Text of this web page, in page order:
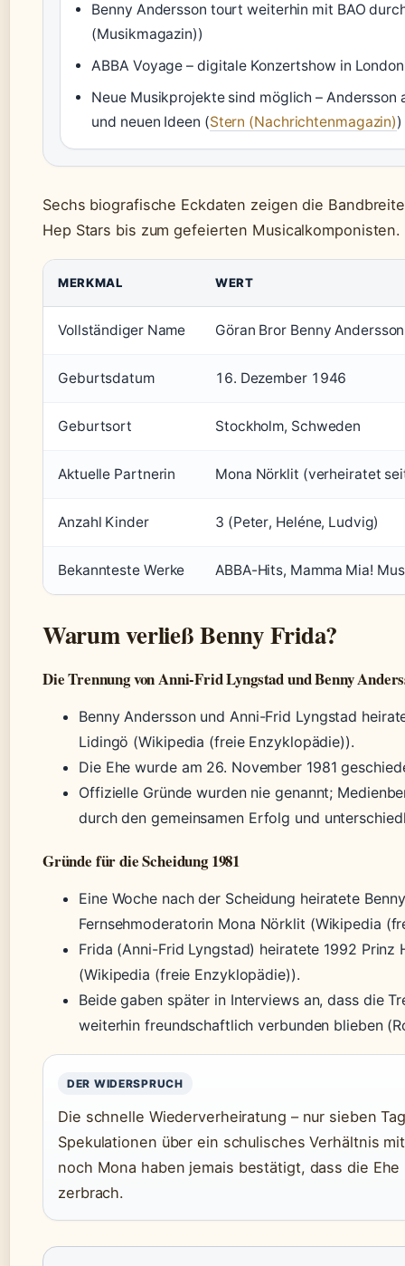
Benny Andersson tourt weiterhin mit BAO
(Musikmagazin))
ABBA Voyage – digitale Konzertshow in
Neue Musikprojekte sind möglich –
und neuen Ideen (Stern (Nachrichtenmagazin))
Sechs biografische Eckdaten zeigen die
Hep Stars bis zum gefeierten Musicalkomponisten.
MERKMAL WERT
Vollständiger Name Göran Bror Benny Andersson
Geburtsdatum 16. Dezember 1946
Geburtsort Stockholm, Schweden
Aktuelle Partnerin Mona Nörklit (verheiratet
Anzahl Kinder 3 (Peter, Heléne, Ludvig)
Bekannteste Werke ABBA-Hits, Mamma Mia!
Warum verließ Benny Frida?
Die Trennung von Anni-Frid Lyngstad und Benny
Benny Andersson und Anni-Frid Lyngstad
Lidingö (Wikipedia (freie Enzyklopädie)).
Die Ehe wurde am 26. November 1981
Offizielle Gründe wurden nie genannt;
durch den gemeinsamen Erfolg und
Gründe für die Scheidung 1981
Eine Woche nach der Scheidung heiratete
Fernsehmoderatorin Mona Nörklit (Wikipedia
Frida (Anni-Frid Lyngstad) heiratete 1992 Prinz
(Wikipedia (freie Enzyklopädie)).
Beide gaben später in Interviews an, dass die
weiterhin freundschaftlich verbunden blieben
DER WIDERSPRUCH
Die schnelle Wiederverheiratung – nur sieben
Spekulationen über ein schulisches Verhältnis
noch Mona haben jemais bestätigt, dass die
zerbrach.